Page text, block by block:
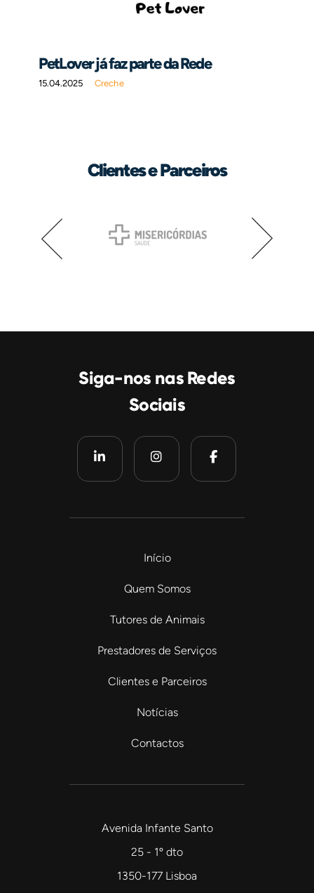
PetLover já faz parte da Rede
15.04.2025 Creche
Clientes e Parceiros
Siga-nos nas Redes
Sociais
Início
Quem Somos
Tutores de Animais
Prestadores de Serviços
Clientes e Parceiros
Notícias
Contactos
Avenida Infante Santo
25 - 1º dto
1350-177 Lisboa